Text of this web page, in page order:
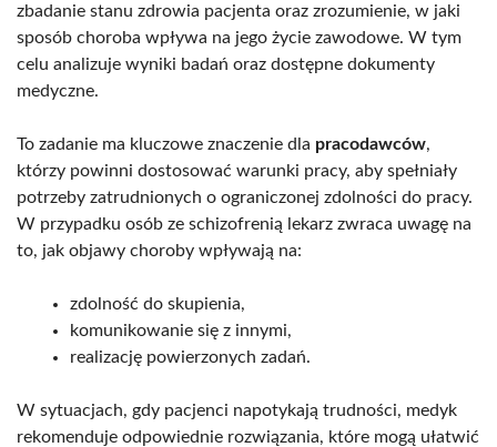
zbadanie stanu zdrowia pacjenta oraz zrozumienie, w jaki
sposób choroba wpływa na jego życie zawodowe. W tym
celu analizuje wyniki badań oraz dostępne dokumenty
medyczne.
To zadanie ma kluczowe znaczenie dla pracodawców,
którzy powinni dostosować warunki pracy, aby spełniały
potrzeby zatrudnionych o ograniczonej zdolności do pracy.
W przypadku osób ze schizofrenią lekarz zwraca uwagę na
to, jak objawy choroby wpływają na:
zdolność do skupienia,
komunikowanie się z innymi,
realizację powierzonych zadań.
W sytuacjach, gdy pacjenci napotykają trudności, medyk
rekomenduje odpowiednie rozwiązania, które mogą ułatwić